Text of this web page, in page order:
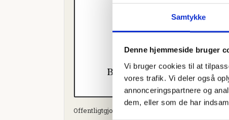
Samtykke
Denne hjemmeside bruger
Vi bruger cookies til at
vores trafik. Vi deler også
annonceringspartnere og
dem, eller som de har
Offentligtgjort i Skive Folkeblad d. 11. oktober 2023